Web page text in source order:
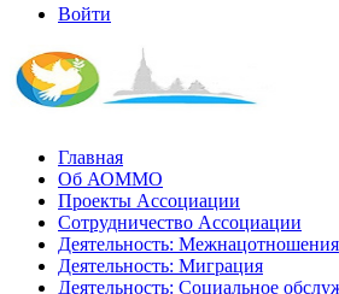
Войти
Главная
Об АОММО
Проекты Ассоциации
Сотрудничество Ассоциации
Деятельность: Межнацотношения
Деятельность: Миграция
Деятельность: Социальное